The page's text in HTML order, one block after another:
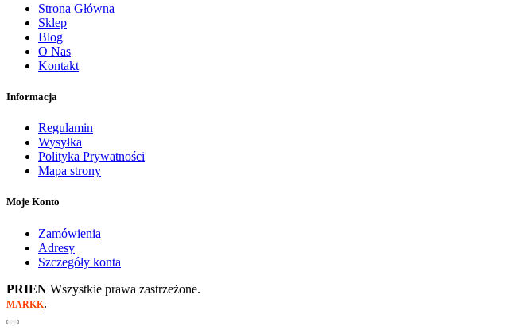
Strona Główna
Sklep
Blog
O Nas
Kontakt
Informacja
Regulamin
Wysyłka
Polityka Prywatności
Mapa strony
Moje Konto
Zamówienia
Adresy
Szczegóły konta
PRIEN Wszystkie prawa zastrzeżone.
MARKK.